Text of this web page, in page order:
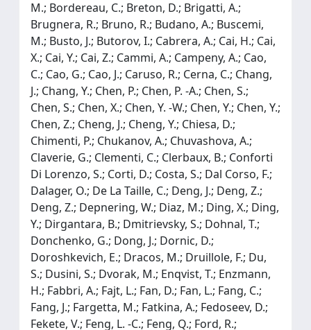
M.; Bordereau, C.; Breton, D.; Brigatti, A.;
Brugnera, R.; Bruno, R.; Budano, A.; Buscemi,
M.; Busto, J.; Butorov, I.; Cabrera, A.; Cai, H.; Cai,
X.; Cai, Y.; Cai, Z.; Cammi, A.; Campeny, A.; Cao,
C.; Cao, G.; Cao, J.; Caruso, R.; Cerna, C.; Chang,
J.; Chang, Y.; Chen, P.; Chen, P. -A.; Chen, S.;
Chen, S.; Chen, X.; Chen, Y. -W.; Chen, Y.; Chen, Y.;
Chen, Z.; Cheng, J.; Cheng, Y.; Chiesa, D.;
Chimenti, P.; Chukanov, A.; Chuvashova, A.;
Claverie, G.; Clementi, C.; Clerbaux, B.; Conforti
Di Lorenzo, S.; Corti, D.; Costa, S.; Dal Corso, F.;
Dalager, O.; De La Taille, C.; Deng, J.; Deng, Z.;
Deng, Z.; Depnering, W.; Diaz, M.; Ding, X.; Ding,
Y.; Dirgantara, B.; Dmitrievsky, S.; Dohnal, T.;
Donchenko, G.; Dong, J.; Dornic, D.;
Doroshkevich, E.; Dracos, M.; Druillole, F.; Du,
S.; Dusini, S.; Dvorak, M.; Enqvist, T.; Enzmann,
H.; Fabbri, A.; Fajt, L.; Fan, D.; Fan, L.; Fang, C.;
Fang, J.; Fargetta, M.; Fatkina, A.; Fedoseev, D.;
Fekete, V.; Feng, L. -C.; Feng, Q.; Ford, R.;